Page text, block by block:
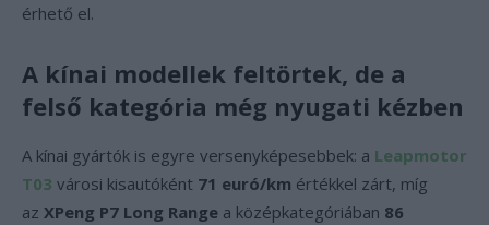
érhető el.
A kínai modellek feltörtek, de a
felső kategória még nyugati kézben
A kínai gyártók is egyre versenyképesebbek: a Leapmotor
T03 városi kisautóként 71 euró/km értékkel zárt, míg
az XPeng P7 Long Range a középkategóriában 86